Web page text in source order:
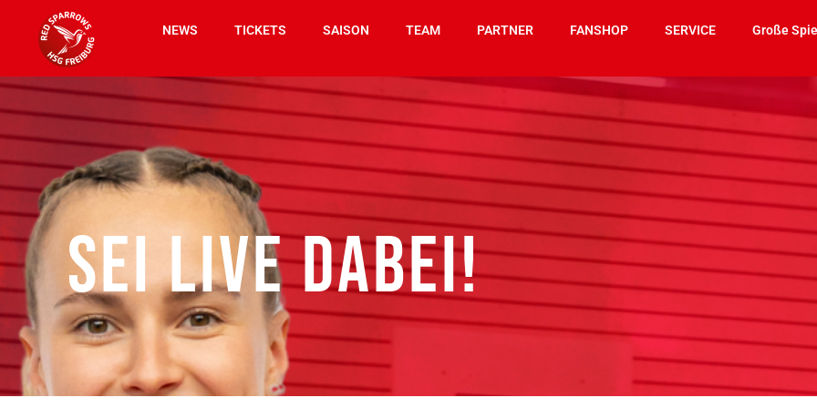
NEWS TICKETS SAISON TEAM PARTNER FANSHOP SERVICE Große
SEI LIVE DABEI!